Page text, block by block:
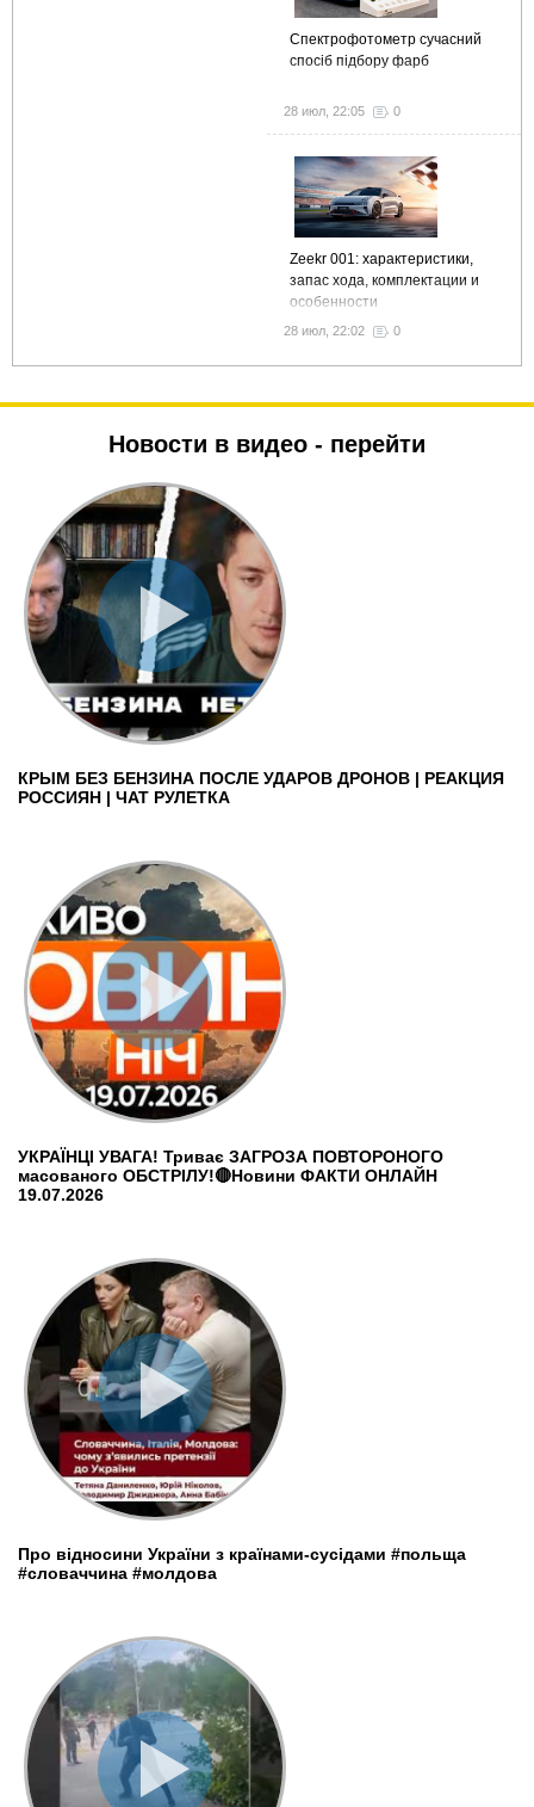
Спектрофотометр сучасний
спосіб підбору фарб
28 июл, 22:05 0
Zeekr 001: характеристики,
запас хода, комплектации и
особенности
28 июл, 22:02 0
Новости в видео - перейти
КРЫМ БЕЗ БЕНЗИНА ПОСЛЕ УДАРОВ ДРОНОВ | РЕАКЦИЯ
РОССИЯН | ЧАТ РУЛЕТКА
УКРАЇНЦІ УВАГА! Триває ЗАГРОЗА ПОВТОРОНОГО
масованого ОБСТРІЛУ!🔴Новини ФАКТИ ОНЛАЙН
19.07.2026
Про відносини України з країнами-сусідами #польща
#словаччина #молдова